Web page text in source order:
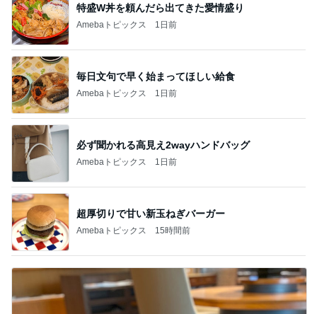
特盛W丼を頼んだら出てきた愛情盛り
Amebaトピックス 1日前
毎日文句で早く始まってほしい給食
Amebaトピックス 1日前
必ず聞かれる高見え2wayハンドバッグ
Amebaトピックス 1日前
超厚切りで甘い新玉ねぎバーガー
Amebaトピックス 15時間前